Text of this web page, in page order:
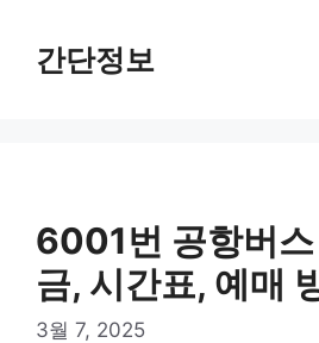
간단정보
6001번 공항버
금, 시간표, 예매
3월 7, 2025